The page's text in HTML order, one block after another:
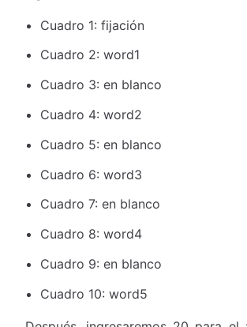
Cuadro 1: fijación
Cuadro 2: word1
Cuadro 3: en blanco
Cuadro 4: word2
Cuadro 5: en blanco
Cuadro 6: word3
Cuadro 7: en blanco
Cuadro 8: word4
Cuadro 9: en blanco
Cuadro 10: word5